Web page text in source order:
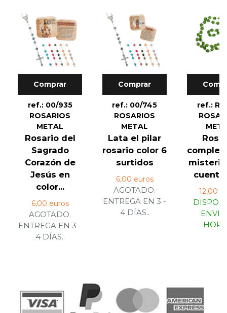
Comprar
ref.: 00/935
ROSARIOS
METAL
Rosario del
Sagrado
Corazón de
Jesús en
color...
6,00 euros
AGOTADO.
ENTREGA EN 3 -
4 DÍAS..
Comprar
ref.: 00/745
ROSARIOS
METAL
Lata el pilar
rosario color 6
surtidos
6,00 euros
AGOTADO.
ENTREGA EN 3 -
4 DÍAS..
ref.:
12,00